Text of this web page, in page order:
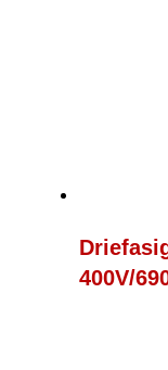
400V/